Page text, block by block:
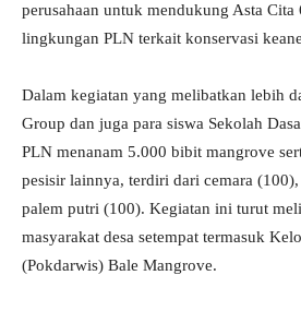
perusahaan untuk mendukung Asta
lingkungan PLN terkait konservasi
Dalam kegiatan yang melibatkan lebih
Group dan juga para siswa Sekolah
PLN menanam 5.000 bibit mangrove
pesisir lainnya, terdiri dari cemara
palem putri (100). Kegiatan ini turut
masyarakat desa setempat termasuk
(Pokdarwis) Bale Mangrove.